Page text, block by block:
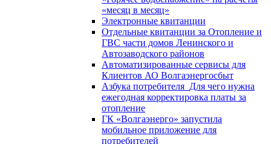
«месяц в месяц»
Электронные квитанции
Отдельные квитанции за Отопление и
ГВС части домов Ленинского и
Автозаводского районов
Автоматизированные сервисы для
Клиентов АО Волгаэнергосбыт
Азбука потребителя_Для чего нужна
ежегодная корректировка платы за
отопление
ГК «Волгаэнерго» запустила
мобильное приложение для
потребителей